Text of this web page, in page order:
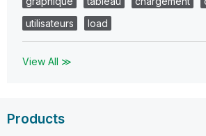
utilisateurs
load
View All ≫
Products